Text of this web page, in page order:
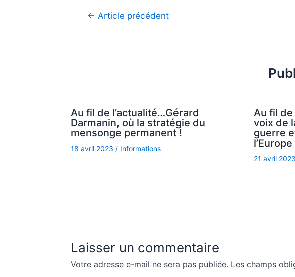
Navigation
← Article précédent
Au fil de l’actualité…Gérard
Darmanin, où la stratégie du
mensonge permanent !
18 avril 2023 / Informations
Au fil
voix de
guerre
l’Europe
21 avril 2023
Laisser un commentaire
Votre adresse e-mail ne sera pas publiée. Les champs